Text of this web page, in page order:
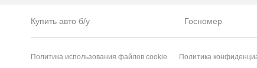
Купить авто б/у Госномер
Политика использования файлов cookie Политика